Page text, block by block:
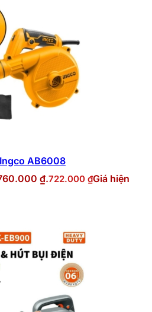
AB6008
₫.722.000 ₫Giá hiện